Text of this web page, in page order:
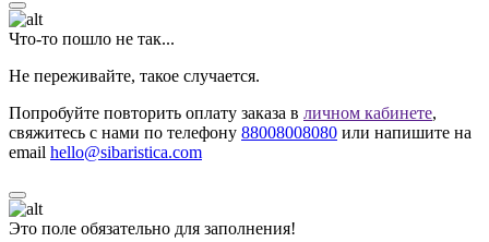
Что-то пошло не так...
Не переживайте, такое случается.
Попробуйте повторить оплату заказа в личном кабинете,
свяжитесь с нами по телефону 88008008080 или напишите на
email hello@sibaristica.com
Это поле обязательно для заполнения!